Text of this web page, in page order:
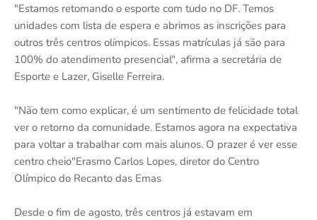
"Estamos retomando o esporte com tudo no DF. Temos
unidades com lista de espera e abrimos as inscrições para
outros três centros olímpicos. Essas matrículas já são para
100% do atendimento presencial", afirma a secretária de
Esporte e Lazer, Giselle Ferreira.
"Não tem como explicar, é um sentimento de felicidade total
ver o retorno da comunidade. Estamos agora na expectativa
para voltar a trabalhar com mais alunos. O prazer é ver esse
centro cheio"Erasmo Carlos Lopes, diretor do Centro
Olímpico do Recanto das Emas
Desde o fim de agosto, três centros já estavam em